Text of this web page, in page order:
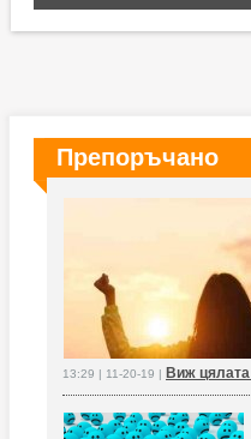
Препоръчано
13:29 | 11-20-19 | Виж цялата